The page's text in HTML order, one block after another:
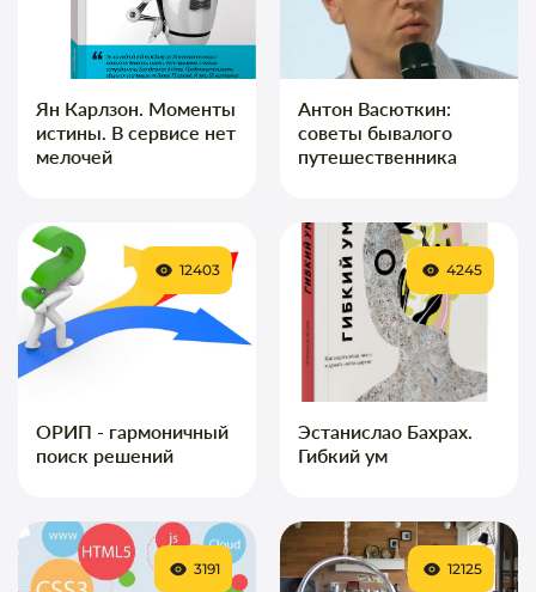
Ян Карлзон. Моменты
истины. В сервисе нет
мелочей
Антон Васюткин:
советы бывалого
путешественника
ОРИП - гармоничный
поиск решений
12403
Эстанислао Бахрах.
Гибкий ум
4245
3191 12125